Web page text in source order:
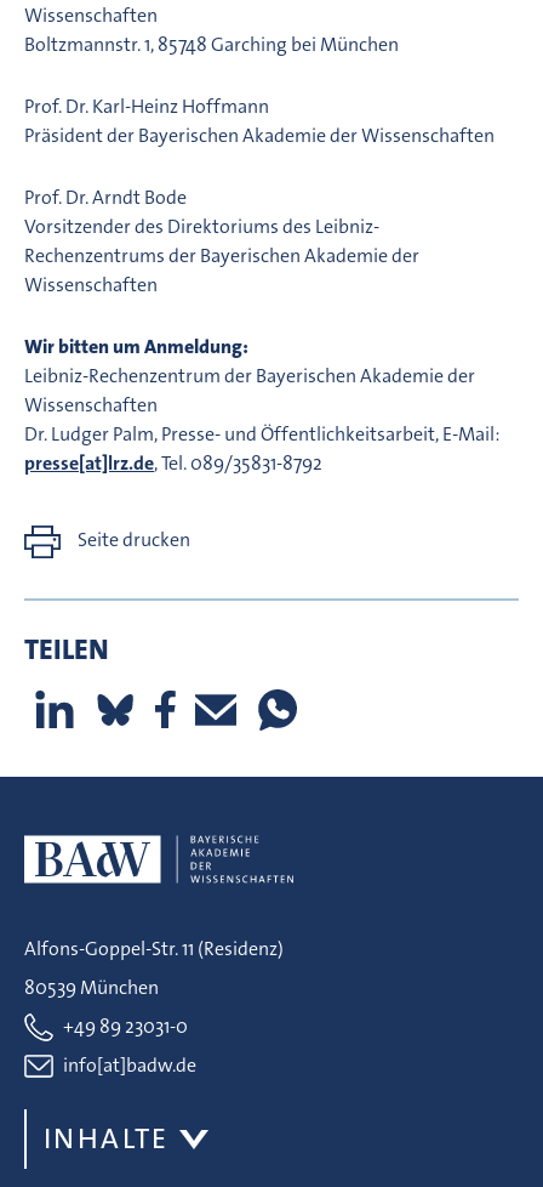
Wissenschaften
Boltzmannstr. 1, 85748 Garching bei München
Prof. Dr. Karl-Heinz Hoffmann
Präsident der Bayerischen Akademie der Wissenschaften
Prof. Dr. Arndt Bode
Vorsitzender des Direktoriums des Leibniz-
Rechenzentrums der Bayerischen Akademie der
Wissenschaften
Wir bitten um Anmeldung:
Leibniz-Rechenzentrum der Bayerischen Akademie der
Wissenschaften
Dr. Ludger Palm, Presse- und Öffentlichkeitsarbeit, E-Mail:
presse[at]lrz.de, Tel. 089/35831-8792
Seite drucken
TEILEN
Alfons-Goppel-Str. 11 (Residenz)
80539 München
+49 89 23031-0
info[at]badw.de
INHALTE